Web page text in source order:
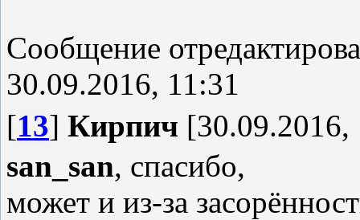
Сообщение
30.09.2016, 11:31
[13] Кирпич [30.09.2016,
san_san, спасибо,
может и из-за